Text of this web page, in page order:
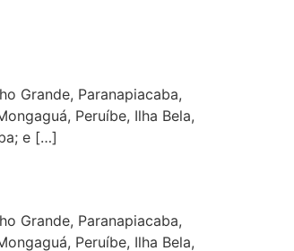
Grande, Paranapiacaba,
Peruíbe, Ilha Bela,
e […]
Grande, Paranapiacaba,
Peruíbe, Ilha Bela,